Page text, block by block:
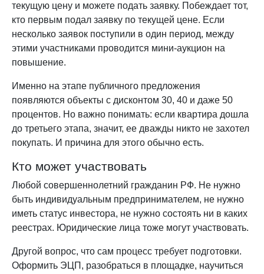
текущую цену и можете подать заявку. Побеждает тот,
кто первым подал заявку по текущей цене. Если
несколько заявок поступили в один период, между
этими участниками проводится мини-аукцион на
повышение.
Именно на этапе публичного предложения
появляются объекты с дисконтом 30, 40 и даже 50
процентов. Но важно понимать: если квартира дошла
до третьего этапа, значит, ее дважды никто не захотел
покупать. И причина для этого обычно есть.
Кто может участвовать
Любой совершеннолетний гражданин РФ. Не нужно
быть индивидуальным предпринимателем, не нужно
иметь статус инвестора, не нужно состоять ни в каких
реестрах. Юридические лица тоже могут участвовать.
Другой вопрос, что сам процесс требует подготовки.
Оформить ЭЦП, разобраться в площадке, научиться